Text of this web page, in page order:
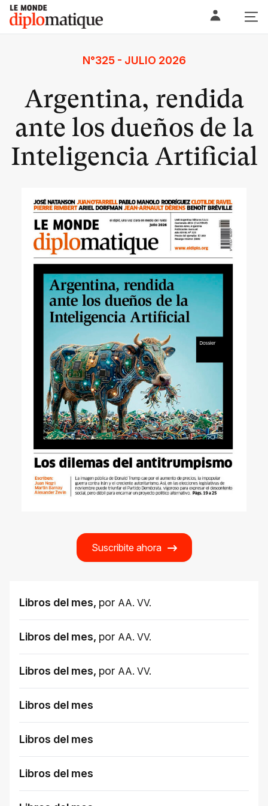
Skip
content
Le monde diplomatique
N°325 - JULIO 2026
Argentina, rendida
ante los dueños de la
Inteligencia Artificial
Suscribite ahora
Libros del mes, por AA. VV.
Libros del mes, por AA. VV.
Libros del mes, por AA. VV.
Libros del mes
Libros del mes
Libros del mes